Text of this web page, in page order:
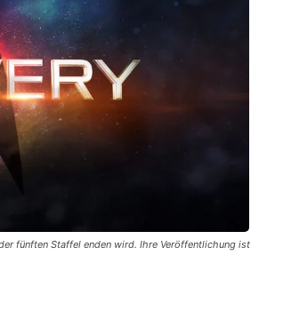
fünften Staffel enden wird. Ihre Veröffentlichung ist